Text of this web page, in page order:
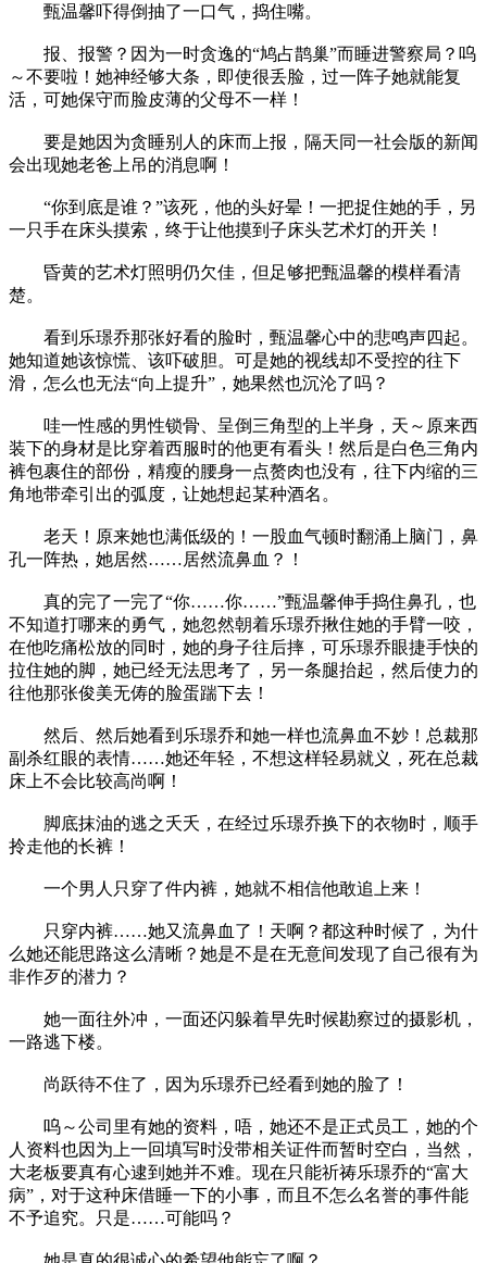
甄温馨吓得倒抽了一口气，捣住嘴。
报、报警？因为一时贪逸的“鸠占鹊巢”而睡进警察局？呜
～不要啦！她神经够大条，即使很丢脸，过一阵子她就能复
活，可她保守而脸皮薄的父母不一样！
要是她因为贪睡别人的床而上报，隔天同一社会版的新闻
会出现她老爸上吊的消息啊！
“你到底是谁？”该死，他的头好晕！一把捉住她的手，另
一只手在床头摸索，终于让他摸到子床头艺术灯的开关！
昏黄的艺术灯照明仍欠佳，但足够把甄温馨的模样看清
楚。
看到乐璟乔那张好看的脸时，甄温馨心中的悲鸣声四起。
她知道她该惊慌、该吓破胆。可是她的视线却不受控的往下
滑，怎么也无法“向上提升”，她果然也沉沦了吗？
哇一性感的男性锁骨、呈倒三角型的上半身，天～原来西
装下的身材是比穿着西服时的他更有看头！然后是白色三角内
裤包裹住的部份，精瘦的腰身一点赘肉也没有，往下内缩的三
角地带牵引出的弧度，让她想起某种酒名。
老天！原来她也满低级的！一股血气顿时翻涌上脑门，鼻
孔一阵热，她居然……居然流鼻血？！
真的完了一完了“你……你……”甄温馨伸手捣住鼻孔，也
不知道打哪来的勇气，她忽然朝着乐璟乔揪住她的手臂一咬，
在他吃痛松放的同时，她的身子往后摔，可乐璟乔眼捷手快的
拉住她的脚，她已经无法思考了，另一条腿抬起，然后使力的
往他那张俊美无俦的脸蛋踹下去！
然后、然后她看到乐璟乔和她一样也流鼻血不妙！总裁那
副杀红眼的表情……她还年轻，不想这样轻易就义，死在总裁
床上不会比较高尚啊！
脚底抹油的逃之夭夭，在经过乐璟乔换下的衣物时，顺手
拎走他的长裤！
一个男人只穿了件内裤，她就不相信他敢追上来！
只穿内裤……她又流鼻血了！天啊？都这种时候了，为什
么她还能思路这么清晰？她是不是在无意间发现了自己很有为
非作歹的潜力？
她一面往外冲，一面还闪躲着早先时候勘察过的摄影机，
一路逃下楼。
尚跃待不住了，因为乐璟乔已经看到她的脸了！
呜～公司里有她的资料，唔，她还不是正式员工，她的个
人资料也因为上一回填写时没带相关证件而暂时空白，当然，
大老板要真有心逮到她并不难。现在只能祈祷乐璟乔的“富大
病”，对于这种床借睡一下的小事，而且不怎么名誉的事件能
不予追究。只是……可能吗？